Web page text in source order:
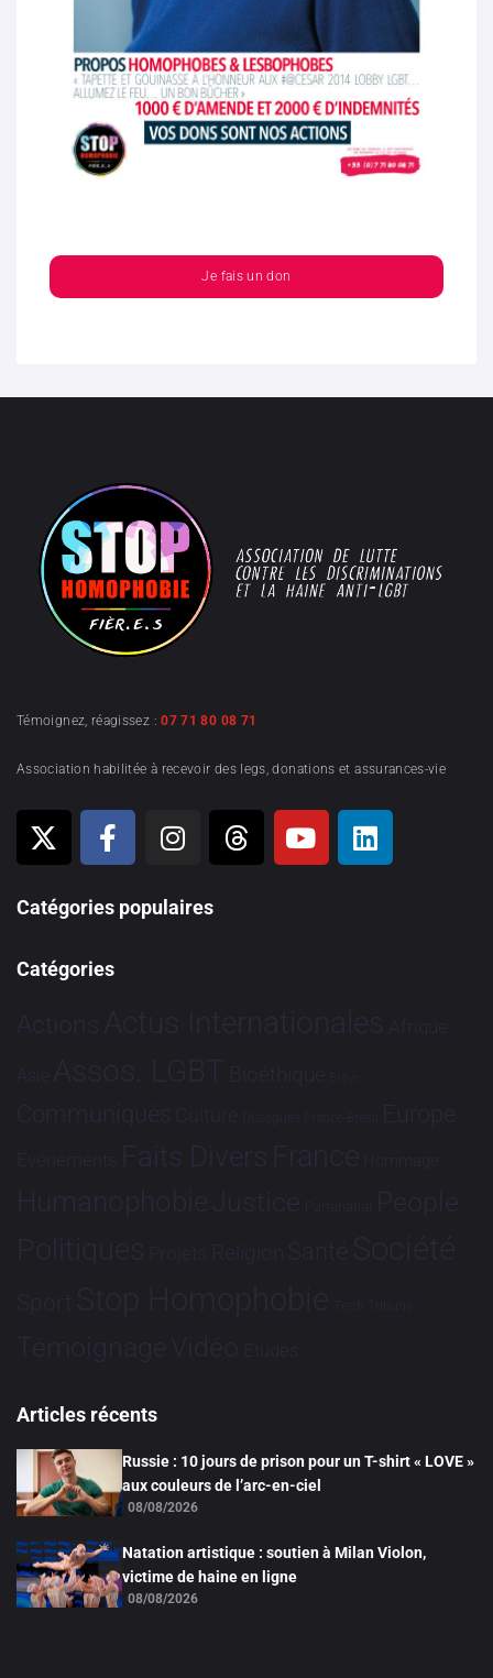
Je fais un don
Témoignez, réagissez :07 71 80 08 71
Association habilitée à recevoir des legs, donations et assurances-vie
Catégories populaires
Catégories
Actions Actus Internationales Afrique
Asie Assos. LGBT Bioéthique Brève
Communiqués Culture Dialogues France-Brésil Europe
Evénements Faits Divers France Hommage
HumanophobieJustice Partenariat People
Politiques Projets Religion Santé Société
Sport Stop Homophobie Tech Tribune
TémoignageVidéo Études
Articles récents
Russie : 10 jours de prison pour un T-shirt « LOVE »
aux couleurs de l’arc-en-ciel
08/08/2026
Natation artistique : soutien à Milan Violon,
victime de haine en ligne
08/08/2026